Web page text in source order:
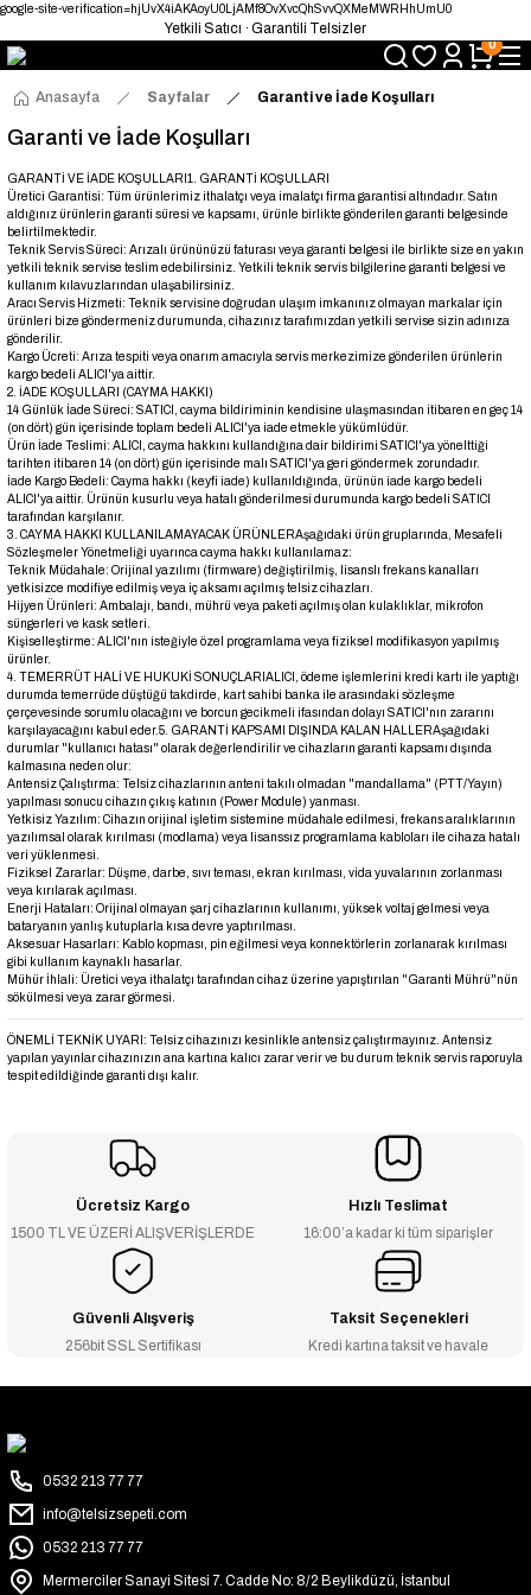
google-site-verification=hjUvX4iAKAoyU0LjAMf8OvXvcQhSvvQXMeMWRHhUmU0
Yetkili Satıcı · Garantili Telsizler
Uygun Fiyat · Hızlı Teslimat
Türkiye’nin Telsiz Merkezi
0
Anasayfa Sayfalar Garanti ve İade Koşulları
Garanti ve İade Koşulları
GARANTİ VE İADE KOŞULLARI 1. GARANTİ KOŞULLARI
Üretici Garantisi: Tüm ürünlerimiz ithalatçı veya imalatçı firma garantisi altındadır. Satın
aldığınız ürünlerin garanti süresi ve kapsamı, ürünle birlikte gönderilen garanti belgesinde
belirtilmektedir.
Teknik Servis Süreci: Arızalı ürününüzü faturası veya garanti belgesi ile birlikte size en yakın
yetkili teknik servise teslim edebilirsiniz. Yetkili teknik servis bilgilerine garanti belgesi ve
kullanım kılavuzlarından ulaşabilirsiniz.
Aracı Servis Hizmeti: Teknik servisine doğrudan ulaşım imkanınız olmayan markalar için
ürünleri bize göndermeniz durumunda, cihazınız tarafımızdan yetkili servise sizin adınıza
gönderilir.
Kargo Ücreti: Arıza tespiti veya onarım amacıyla servis merkezimize gönderilen ürünlerin
kargo bedeli ALICI'ya aittir.
2. İADE KOŞULLARI (CAYMA HAKKI)
14 Günlük İade Süreci: SATICI, cayma bildiriminin kendisine ulaşmasından itibaren en geç 14
(on dört) gün içerisinde toplam bedeli ALICI'ya iade etmekle yükümlüdür.
Ürün İade Teslimi: ALICI, cayma hakkını kullandığına dair bildirimi SATICI'ya yönelttiği
tarihten itibaren 14 (on dört) gün içerisinde malı SATICI'ya geri göndermek zorundadır.
İade Kargo Bedeli: Cayma hakkı (keyfi iade) kullanıldığında, ürünün iade kargo bedeli
ALICI'ya aittir. Ürünün kusurlu veya hatalı gönderilmesi durumunda kargo bedeli SATICI
tarafından karşılanır.
3. CAYMA HAKKI KULLANILAMAYACAK ÜRÜNLERAşağıdaki ürün gruplarında, Mesafeli
Sözleşmeler Yönetmeliği uyarınca cayma hakkı kullanılamaz:
Teknik Müdahale: Orijinal yazılımı (firmware) değiştirilmiş, lisanslı frekans kanalları
yetkisizce modifiye edilmiş veya iç aksamı açılmış telsiz cihazları.
Hijyen Ürünleri: Ambalajı, bandı, mührü veya paketi açılmış olan kulaklıklar, mikrofon
süngerleri ve kask setleri.
Kişiselleştirme: ALICI'nın isteğiyle özel programlama veya fiziksel modifikasyon yapılmış
ürünler.
4. TEMERRÜT HALİ VE HUKUKİ SONUÇLARI ALICI, ödeme işlemlerini kredi kartı ile yaptığı
durumda temerrüde düştüğü takdirde, kart sahibi banka ile arasındaki sözleşme
çerçevesinde sorumlu olacağını ve borcun gecikmeli ifasından dolayı SATICI'nın zararını
karşılayacağını kabul eder.5. GARANTİ KAPSAMI DIŞINDA KALAN HALLERAşağıdaki
durumlar "kullanıcı hatası" olarak değerlendirilir ve cihazların garanti kapsamı dışında
kalmasına neden olur:
Antensiz Çalıştırma: Telsiz cihazlarının anteni takılı olmadan "mandallama" (PTT/Yayın)
yapılması sonucu cihazın çıkış katının (Power Module) yanması.
Yetkisiz Yazılım: Cihazın orijinal işletim sistemine müdahale edilmesi, frekans aralıklarının
yazılımsal olarak kırılması (modlama) veya lisanssız programlama kabloları ile cihaza hatalı
veri yüklenmesi.
Fiziksel Zararlar: Düşme, darbe, sıvı teması, ekran kırılması, vida yuvalarının zorlanması
veya kırılarak açılması.
Enerji Hataları: Orijinal olmayan şarj cihazlarının kullanımı, yüksek voltaj gelmesi veya
bataryanın yanlış kutuplarla kısa devre yaptırılması.
Aksesuar Hasarları: Kablo kopması, pin eğilmesi veya konnektörlerin zorlanarak kırılması
gibi kullanım kaynaklı hasarlar.
Mühür İhlali: Üretici veya ithalatçı tarafından cihaz üzerine yapıştırılan "Garanti Mührü"nün
sökülmesi veya zarar görmesi.
ÖNEMLİ TEKNİK UYARI: Telsiz cihazınızı kesinlikle antensiz çalıştırmayınız. Antensiz
yapılan yayınlar cihazınızın ana kartına kalıcı zarar verir ve bu durum teknik servis raporuyla
tespit edildiğinde garanti dışı kalır.
Ücretsiz Kargo
1500 TL VE ÜZERİ ALIŞVERİŞLERDE
Hızlı Teslimat
16:00’a kadar ki tüm siparişler
Güvenli Alışveriş
256bit SSL Sertifikası
Taksit Seçenekleri
Kredi kartına taksit ve havale
0532 213 77 77
info@telsizsepeti.com
0532 213 77 77
Mermerciler Sanayi Sitesi 7. Cadde No: 8/2 Beylikdüzü, İstanbul